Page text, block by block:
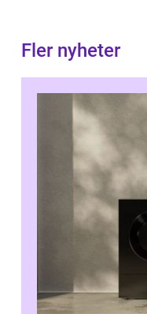
Fler nyheter